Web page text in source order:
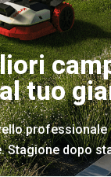
tuo
Stagione dopo